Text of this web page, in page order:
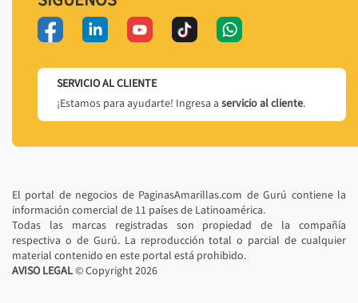
SERVICIO AL CLIENTE
¡Estamos para ayudarte! Ingresa a servicio al cliente.
El portal de negocios de PaginasAmarillas.com de Gurú contiene la
información comercial de 11 países de Latinoamérica.
Todas las marcas registradas son propiedad de la compañía
respectiva o de Gurú. La reproducción total o parcial de cualquier
material contenido en este portal está prohibido.
AVISO LEGAL© Copyright2026